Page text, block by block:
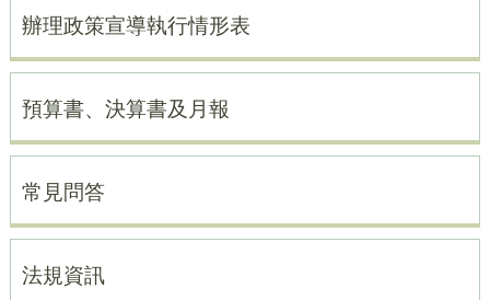
辦理政策宣導執行情形表
預算書、決算書及月報
常見問答
法規資訊